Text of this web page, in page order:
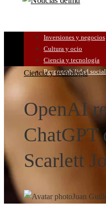
Inversiones y negocios
Cultura y ocio
Ciencia y tecnología
Responsabilidad social
Ciencia y tecnología
OpenAI
ChatGPT
Scarlett
Juan